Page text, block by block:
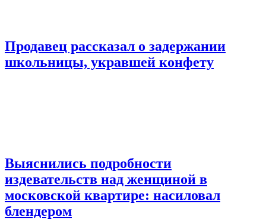
Продавец рассказал о задержании
школьницы, укравшей конфету
Выяснились подробности
издевательств над женщиной в
московской квартире: насиловал
блендером